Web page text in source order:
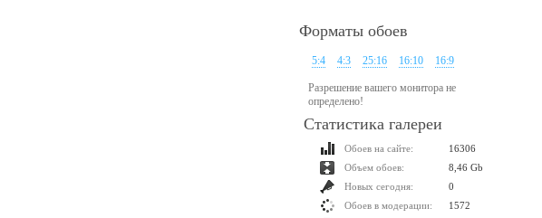
Форматы обоев
5:4 4:3 25:16 16:10 16:9
Разрешение вашего монитора не
определено!
Статистика галереи
Обоев на сайте:
16306
Объем обоев:
8,46 Gb
Новых сегодня:
0
Обоев в модерации:
1572